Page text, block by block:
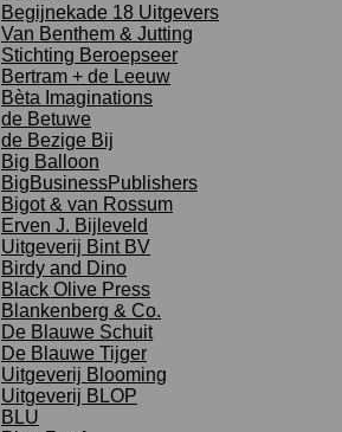
Begijnekade 18 Uitgevers
Van Benthem & Jutting
Stichting Beroepseer
Bertram + de Leeuw
Bèta Imaginations
de Betuwe
de Bezige Bij
Big Balloon
BigBusinessPublishers
Bigot & van Rossum
Erven J. Bijleveld
Uitgeverij Bint BV
Birdy and Dino
Black Olive Press
Blankenberg & Co.
De Blauwe Schuit
De Blauwe Tijger
Uitgeverij Blooming
Uitgeverij BLOP
BLU